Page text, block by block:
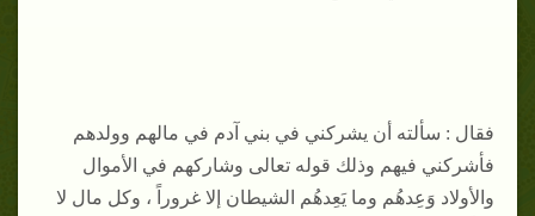
فقال : سألته أن يشركني في بني آدم في مالهم وولدهم
فأشركني فيهم وذلك قوله تعالى وشاركهم في الأموال
والأولاد وَعِدهُم وما يَعِدهُم الشيطان إلا غروراً ، وكل مال لا